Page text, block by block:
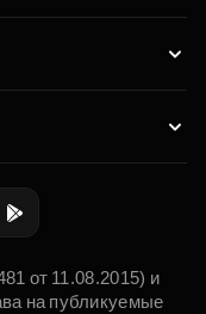
от 11.08.2015) и
на публикуемые